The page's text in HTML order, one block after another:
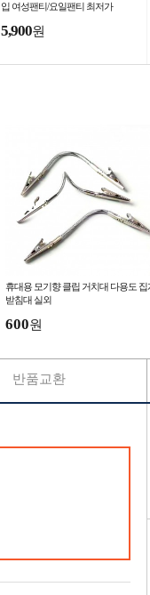
입 여성팬티/요일팬티 최저가
5,900원
휴대용 모기향 클립 거치대 다용도 집
받침대 실외
600원
반품교환